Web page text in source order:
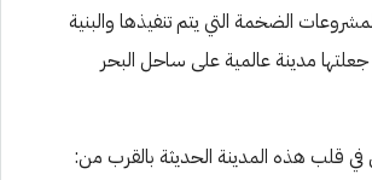
الضخمة التي يتم تنفيذها والبنية
جعلتها مدينة عالمية على ساحل البحر
قلب هذه المدينة الحديثة بالقرب من: